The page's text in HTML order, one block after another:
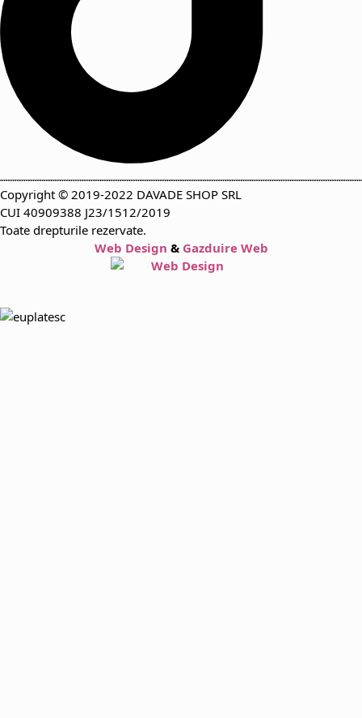
Copyright © 2019-2022 DAVADE SHOP SRL
CUI 40909388 J23/1512/2019
Toate drepturile rezervate.
Web Design & Gazduire Web